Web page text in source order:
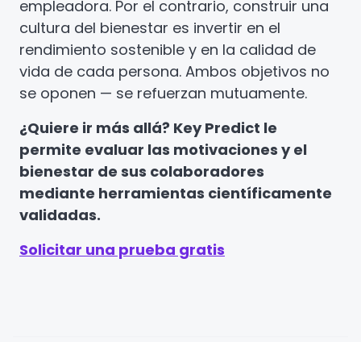
empleadora. Por el contrario, construir una
cultura del bienestar es invertir en el
rendimiento sostenible y en la calidad de
vida de cada persona. Ambos objetivos no
se oponen — se refuerzan mutuamente.
¿Quiere ir más allá? Key Predict le
permite evaluar las motivaciones y el
bienestar de sus colaboradores
mediante herramientas científicamente
validadas.
Solicitar una prueba gratis